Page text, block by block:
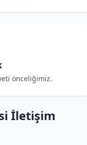
önceliğimiz.
İletişim